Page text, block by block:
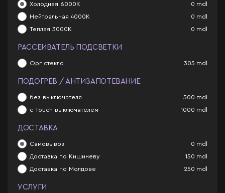
Холодная 6000К 0 mdl
Нейтральная 4000К 0 mdl
Теплая 3000К 0 mdl
РАССЕИВАТЕЛЬ ПОДСВЕТКИ
Орг стекло 305 mdl
ПОДОГРЕВ / АНТИЗАПОТЕВАНИЕ
без выключателя 500 mdl
с Touch выключателем 1000 mdl
ДОСТАВКА
Самовывоз 0 mdl
Доставка по Кишиневу 150 mdl
Доставка по Молдове 250 mdl
УСЛУГИ